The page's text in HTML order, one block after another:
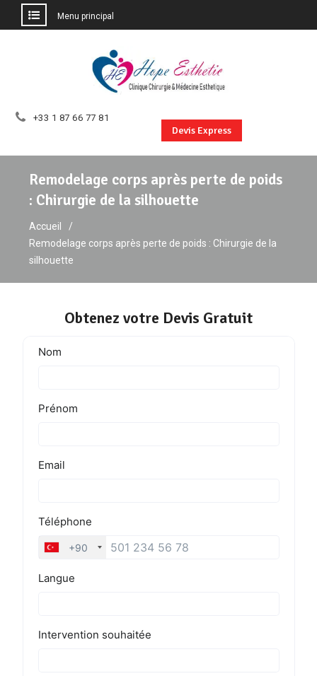
Menu principal
+33 1 87 66 77 81
Devis Express
Remodelage corps après perte de poids
: Chirurgie de la silhouette
Accueil
Remodelage corps après perte de poids : Chirurgie de la
silhouette
Obtenez votre Devis Gratuit